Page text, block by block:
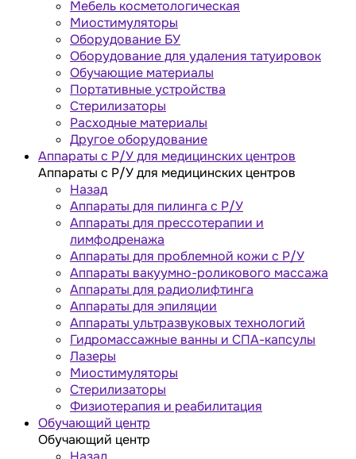
Мебель косметологическая
Миостимуляторы
Оборудование БУ
Оборудование для удаления татуировок
Обучающие материалы
Портативные устройства
Стерилизаторы
Расходные материалы
Другое оборудование
Аппараты с Р/У для медицинских центров
Аппараты с Р/У для медицинских центров
Назад
Аппараты для пилинга с Р/У
Аппараты для прессотерапии и
лимфодренажа
Аппараты для проблемной кожи с Р/У
Аппараты вакуумно-роликового массажа
Аппараты для радиолифтинга
Аппараты для эпиляции
Аппараты ультразвуковых технологий
Гидромассажные ванны и СПА-капсулы
Лазеры
Миостимуляторы
Стерилизаторы
Физиотерапия и реабилитация
Обучающий центр
Обучающий центр